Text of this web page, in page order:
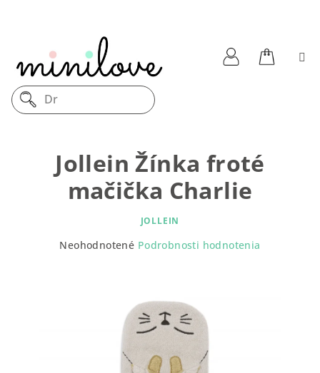
Dreve
Jollein Žínka froté
mačička Charlie
JOLLEIN
Neohodnotené Podrobnosti hodnotenia